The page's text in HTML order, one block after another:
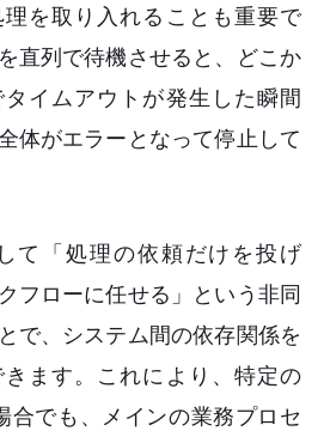
を取り入れることも重要で
直列で待機させると、どこか
イムアウトが発生した瞬間
体がエラーとなって停止して
て「処理の依頼だけを投げ
フローに任せる」という非同
で、システム間の依存関係を
ます。これにより、特定の
合でも、メインの業務プロセ